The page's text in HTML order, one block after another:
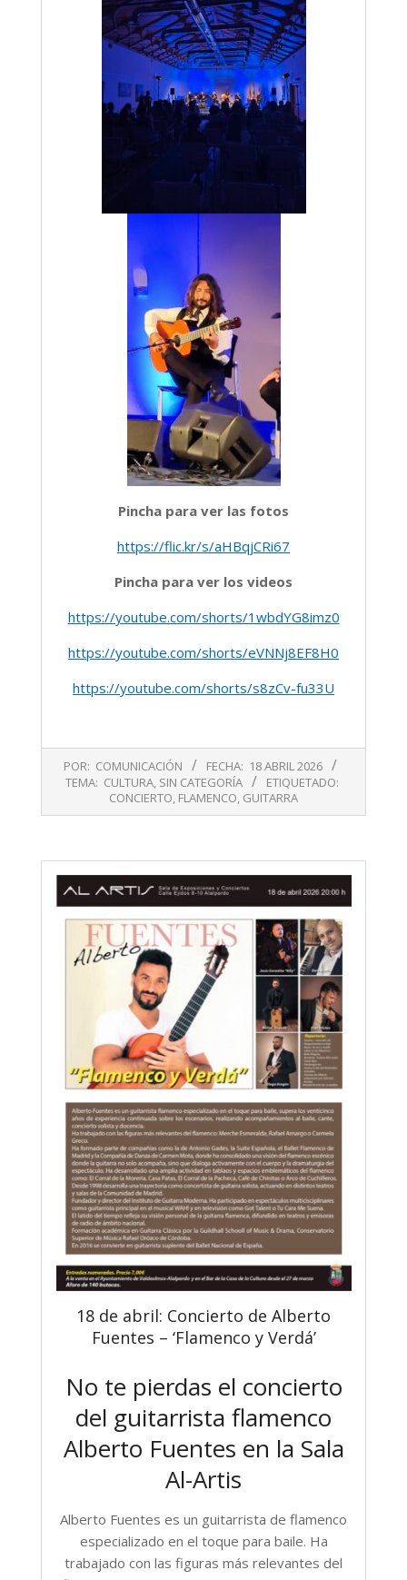
Pincha para ver las fotos
https://flic.kr/s/aHBqjCRi67
Pincha para ver los videos
https://youtube.com/shorts/1wbdYG8imz0
https://youtube.com/shorts/eVNNj8EF8H0
https://youtube.com/shorts/s8zCv-fu33U
POR: COMUNICACIÓN FECHA: 18 ABRIL 2026
TEMA: CULTURA, SIN CATEGORÍA
ETIQUETADO:
CONCIERTO, FLAMENCO, GUITARRA
18 de abril: Concierto de Alberto
Fuentes – ‘Flamenco y Verdá’
No te pierdas el concierto
del guitarrista flamenco
Alberto Fuentes en la Sala
Al-Artis
Alberto Fuentes es un guitarrista de flamenco
especializado en el toque para baile. Ha
trabajado con las figuras más relevantes del